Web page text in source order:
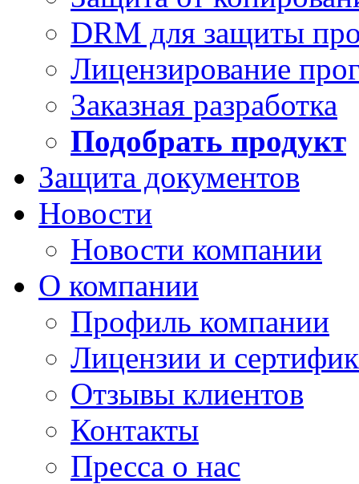
DRM для защиты
Лицензирование
Заказная разработка
Подобрать продукт
Защита документов
Новости
Новости компании
О компании
Профиль компании
Лицензии и
Отзывы клиентов
Контакты
Пресса о нас